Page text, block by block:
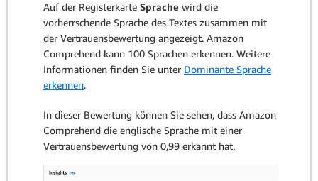
Auf der Registerkarte Sprache wird die
vorherrschende Sprache des Textes zusammen mit
der Vertrauensbewertung angezeigt. Amazon
Comprehend kann 100 Sprachen erkennen. Weitere
Informationen finden Sie unter Dominante Sprache
erkennen.
In dieser Bewertung können Sie sehen, dass Amazon
Comprehend die englische Sprache mit einer
Vertrauensbewertung von 0,99 erkannt hat.